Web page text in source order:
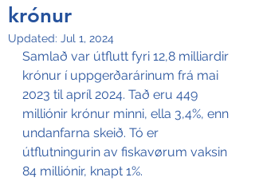
krónur
Updated: Jul 1, 2024
Samlað var útflutt fyri 12,8 milliardir
krónur í uppgerðarárinum frá mai
2023 til apríl 2024. Tað eru 449
milliónir krónur minni, ella 3,4%, enn
undanfarna skeið. Tó er
útflutningurin av fiskavørum vaksin
84 milliónir, knapt 1%.